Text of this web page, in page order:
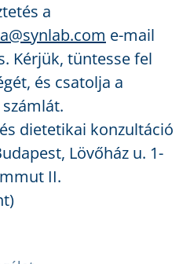
a
e-mail
Kérjük, tüntesse fel
és csatolja a
dietetikai konzultáció
Lövőház u. 1-
II.